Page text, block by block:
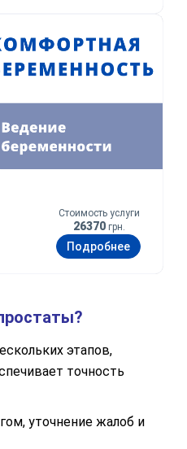
Стоимость услуги
26370 грн.
Подробнее
этапов,
точность
уточнение жалоб и